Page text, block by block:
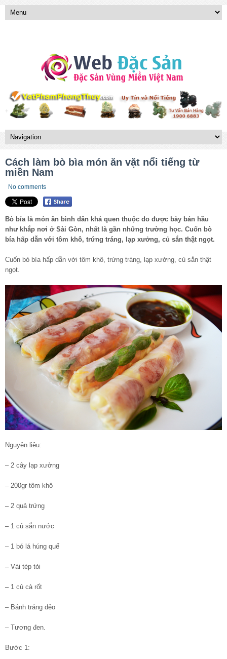
Cách làm bò bìa món ăn vặt nổi tiếng từ
miền Nam
No comments
Bò bía là món ăn bình dân khá quen thuộc do được bày bán hầu
như khắp nơi ở Sài Gòn, nhất là gần những trường học. Cuốn bò
bía hấp dẫn với tôm khô, trứng tráng, lạp xưởng, củ sắn thật ngọt.
Cuốn bò bía hấp dẫn với tôm khô, trứng tráng, lạp xưởng, củ sắn thật
ngọt.
Nguyên liệu:
– 2 cây lạp xưởng
– 200gr tôm khô
– 2 quả trứng
– 1 củ sắn nước
– 1 bó lá húng quế
– Vài tép tỏi
– 1 củ cà rốt
– Bánh tráng dẻo
– Tương đen.
Bước 1: